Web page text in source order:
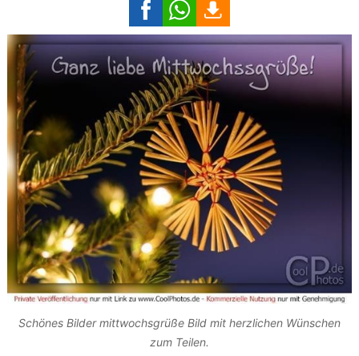
Schönes Bilder mittwochsgrüße Bild mit herzlichen Wünschen
zum Teilen.